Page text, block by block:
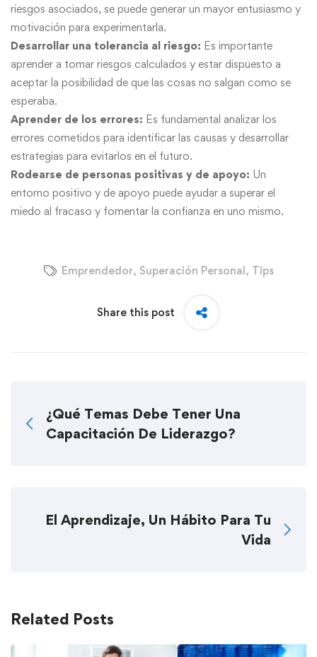
riesgos asociados, se puede generar un mayor entusiasmo y
motivación para experimentarla.
Desarrollar una tolerancia al riesgo: Es importante
aprender a tomar riesgos calculados y estar dispuesto a
aceptar la posibilidad de que las cosas no salgan como se
esperaba.
Aprender de los errores: Es fundamental analizar los
errores cometidos para identificar las causas y desarrollar
estrategias para evitarlos en el futuro.
Rodearse de personas positivas y de apoyo: Un
entorno positivo y de apoyo puede ayudar a superar el
miedo al fracaso y fomentar la confianza en uno mismo.
Emprendedor, Superación Personal , Tips
Share this post
¿Qué Temas Debe Tener Una
Capacitación De Liderazgo?
El Aprendizaje, Un Hábito Para Tu
Vida
Related Posts